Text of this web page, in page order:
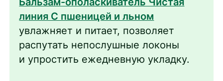
линия С пшеницей и льном
увлажняет и питает, позволяет
распутать непослушные локоны
и упростить ежедневную укладку.